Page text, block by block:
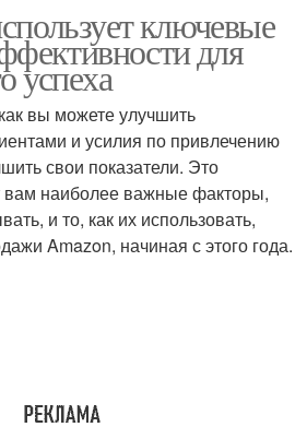
ключевые
для
успеха
вы можете улучшить
и усилия по привлечению
свои показатели. Это
вам наиболее важные факторы,
и то, как их использовать,
Amazon, начиная с этого года.